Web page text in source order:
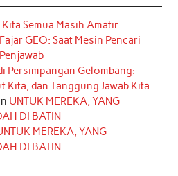
Semua Masih Amatir
GEO: Saat Mesin Pencari
Persimpangan Gelombang:
dan Tanggung Jawab Kita
UNTUK MEREKA, YANG
DI BATIN
MEREKA, YANG
DI BATIN